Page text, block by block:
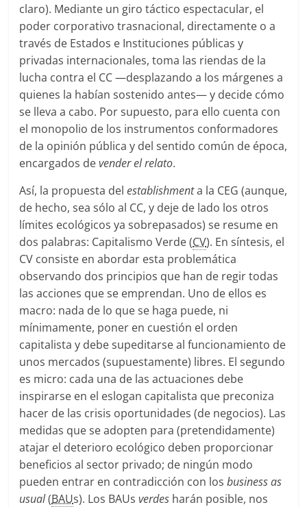
claro). Mediante un giro táctico espectacular, el
poder corporativo trasnacional, directamente o a
través de Estados e Instituciones públicas y
privadas internacionales, toma las riendas de la
lucha contra el CC —desplazando a los márgenes a
quienes la habían sostenido antes— y decide cómo
se lleva a cabo. Por supuesto, para ello cuenta con
el monopolio de los instrumentos conformadores
de la opinión pública y del sentido común de época,
encargados devender el relato.
Así, la propuesta delestablishmenta la CEG (aunque,
de hecho, sea sólo al CC, y deje de lado los otros
límites ecológicos ya sobrepasados) se resume en
dos palabras: Capitalismo Verde (CV). En síntesis, el
CV consiste en abordar esta problemática
observando dos principios que han de regir todas
las acciones que se emprendan. Uno de ellos es
macro: nada de lo que se haga puede, ni
mínimamente, poner en cuestión el orden
capitalista y debe supeditarse al funcionamiento de
unos mercados (supuestamente) libres. El segundo
es micro: cada una de las actuaciones debe
inspirarse en el eslogan capitalista que preconiza
hacer de las crisis oportunidades (de negocios). Las
medidas que se adopten para (pretendidamente)
atajar el deterioro ecológico deben proporcionar
beneficios al sector privado; de ningún modo
pueden entrar en contradicción con losbusiness as
usual(BAUs). Los BAUsverdes harán posible, nos